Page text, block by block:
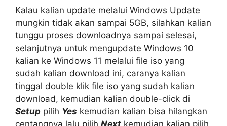
Kalau kalian update melalui Windows Update
mungkin tidak akan sampai 5GB, silahkan kalian
tunggu proses downloadnya sampai selesai,
selanjutnya untuk mengupdate Windows 10
kalian ke Windows 11 melalui file iso yang
sudah kalian download ini, caranya kalian
tinggal double klik file iso yang sudah kalian
download, kemudian kalian double-click di
Setup pilih Yes kemudian kalian bisa hilangkan